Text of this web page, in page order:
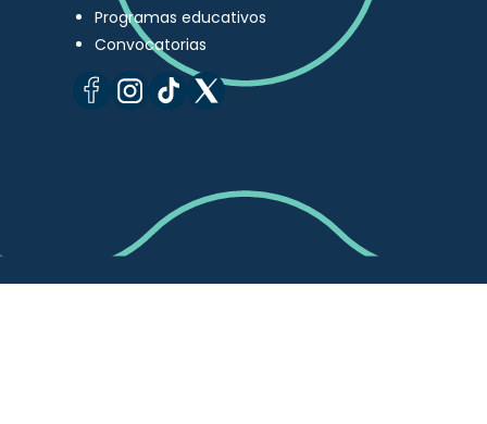
Programas educativos
Convocatorias